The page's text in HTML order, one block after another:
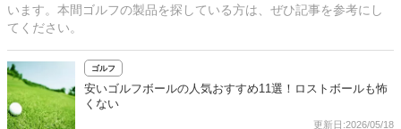
います。本間ゴルフの製品を探している方は、ぜひ記事を参考にし
てください。
ゴルフ
安いゴルフボールの人気おすすめ11選！ロストボールも怖
くない
更新日:2026/05/18